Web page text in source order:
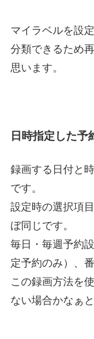
マイラベルを設
分類できるため
思います。
日時指定した予
録画する日付と
です。
設定時の選択項
ぼ同じです。
毎日・毎週予約
定予約のみ）、
この録画方法を
ない場合かなぁ